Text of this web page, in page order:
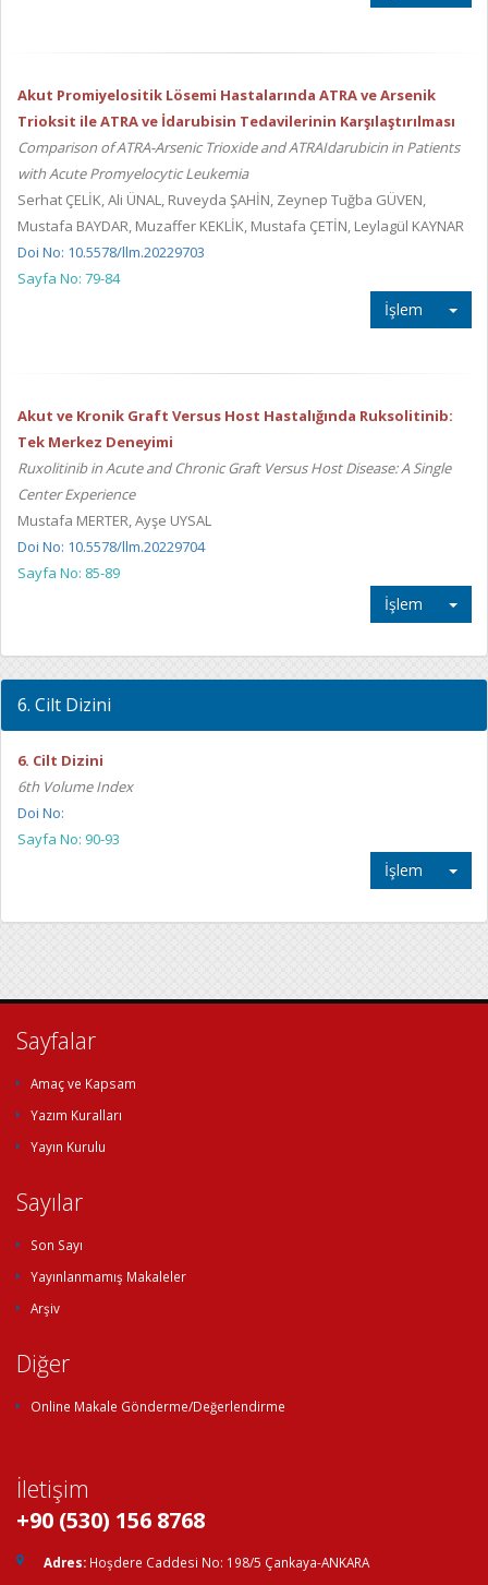
Akut Promiyelositik Lösemi Hastalarında ATRA ve Arsenik
Trioksit ile ATRA ve İdarubisin Tedavilerinin Karşılaştırılması
Comparison of ATRA-Arsenic Trioxide and ATRAIdarubicin in Patients
with Acute Promyelocytic Leukemia
Serhat ÇELİK, Ali ÜNAL, Ruveyda ŞAHİN, Zeynep Tuğba GÜVEN,
Mustafa BAYDAR, Muzaffer KEKLİK, Mustafa ÇETİN, Leylagül KAYNAR
Doi No: 10.5578/llm.20229703
Sayfa No: 79-84
İşlem
Akut ve Kronik Graft Versus Host Hastalığında Ruksolitinib:
Tek Merkez Deneyimi
Ruxolitinib in Acute and Chronic Graft Versus Host Disease: A Single
Center Experience
Mustafa MERTER, Ayşe UYSAL
Doi No: 10.5578/llm.20229704
Sayfa No: 85-89
İşlem
6. Cilt Dizini
6. Cilt Dizini
6th Volume Index
Doi No:
Sayfa No: 90-93
İşlem
Sayfalar
Amaç ve Kapsam
Yazım Kuralları
Yayın Kurulu
Sayılar
Son Sayı
Yayınlanmamış Makaleler
Arşiv
Diğer
Online Makale Gönderme/Değerlendirme
İletişim
+90 (530) 156 8768
Adres: Hoşdere Caddesi No: 198/5 Çankaya-ANKARA